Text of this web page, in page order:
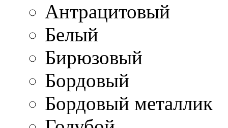
Антрацитовый
Белый
Бирюзовый
Бордовый
Бордовый металлик